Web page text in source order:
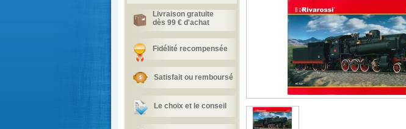
Livraison gratuite
dès 99 € d'achat
Fidélité recompensée
Satisfait ou remboursé
Le choix et le conseil